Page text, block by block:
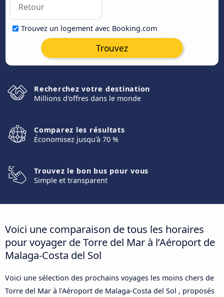
Trouvez un logement avec Booking.com
Trouvez
Recherchez votre destination
Millions d'offres dans le monde
Comparez les résultats
Économisez jusqu'à 70 %
Trouvez le bon bus pour vous
Simple et transparent
Voici une comparaison de tous les horaires
pour voyager de Torre del Mar à l’Aéroport de
Malaga-Costa del Sol
Voici une sélection des prochains voyages les moins chers de
Torre del Mar à l’Aéroport de Malaga-Costa del Sol , proposés